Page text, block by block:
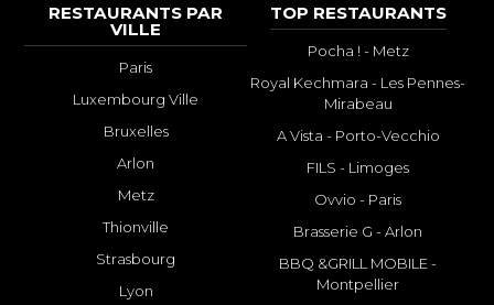
RESTAURANTS PAR
VILLE
Paris
Luxembourg Ville
Bruxelles
Arlon
Metz
Thionville
Strasbourg
Lyon
TOP RESTAURANTS
Pocha ! - Metz
Royal Kechmara - Les Pennes-
Mirabeau
A Vista - Porto-Vecchio
FILS - Limoges
Ovvio - Paris
Brasserie G - Arlon
BBQ &GRILL MOBILE -
Montpellier